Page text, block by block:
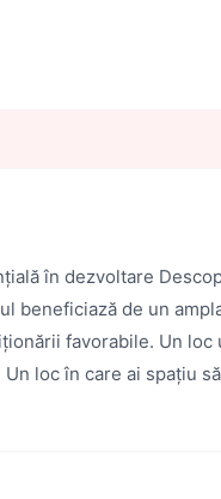
în dezvoltare
beneficiază de un
favorabile. Un loc
loc în care ai spațiu